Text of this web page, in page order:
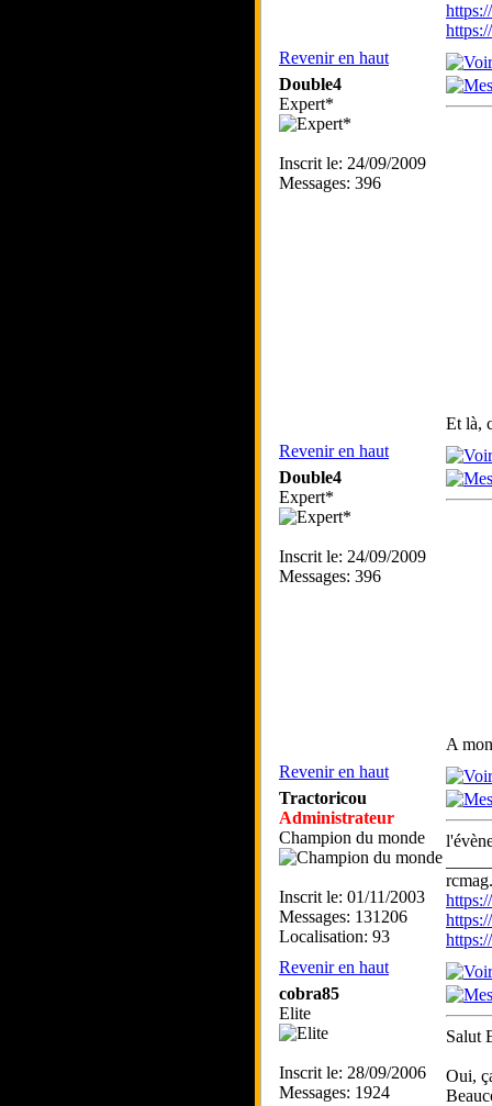
Revenir en haut
Double4
Expert*
Inscrit le: 24/09/2009
Messages: 396
Et là,
Revenir en haut
Double4
Expert*
Inscrit le: 24/09/2009
Messages: 396
A
Revenir en haut
Tractoricou
Administrateur
Champion du monde
Inscrit le: 01/11/2003
Messages: 131206
Localisation: 93
Revenir en haut
cobra85
Elite
Inscrit le: 28/09/2006
Messages: 1924
Salut
Oui,